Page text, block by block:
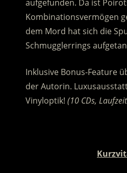
aufgefunden. Da ist
Kombinationsvermögen
dem Mord hat sich die
Schmugglerrings
Inklusive Bonus-Feature
der Autorin.
Vinyloptik! (10 CDs,